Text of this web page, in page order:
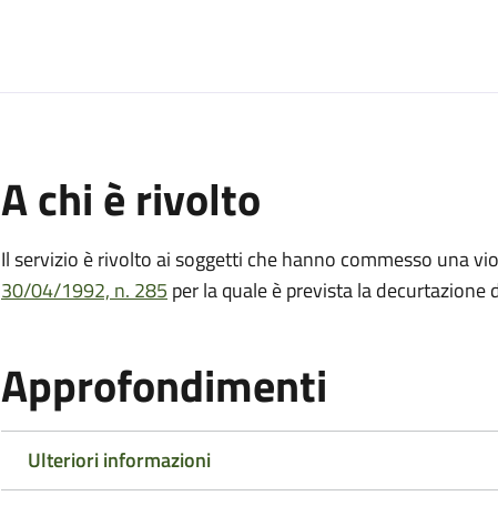
A chi è rivolto
Il servizio è rivolto ai soggetti che hanno commesso una
30/04/1992, n. 285 per la quale è prevista la
Approfondimenti
Ulteriori informazioni